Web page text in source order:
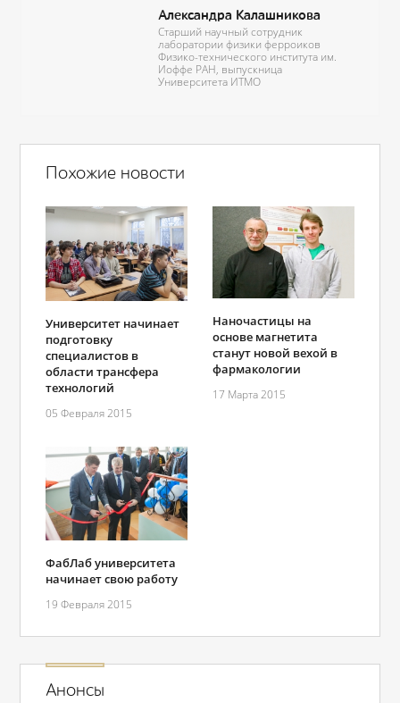
Александра Калашникова
Старший научный сотрудник
лаборатории физики ферроиков
Физико-технического института им.
Иоффе РАН, выпускница
Университета ИТМО
Похожие новости
Университет начинает
подготовку
специалистов в
области трансфера
технологий
05 Февраля 2015
Наночастицы на
основе магнетита
станут новой вехой в
фармакологии
17 Марта 2015
ФабЛаб университета
начинает свою работу
19 Февраля 2015
Анонсы